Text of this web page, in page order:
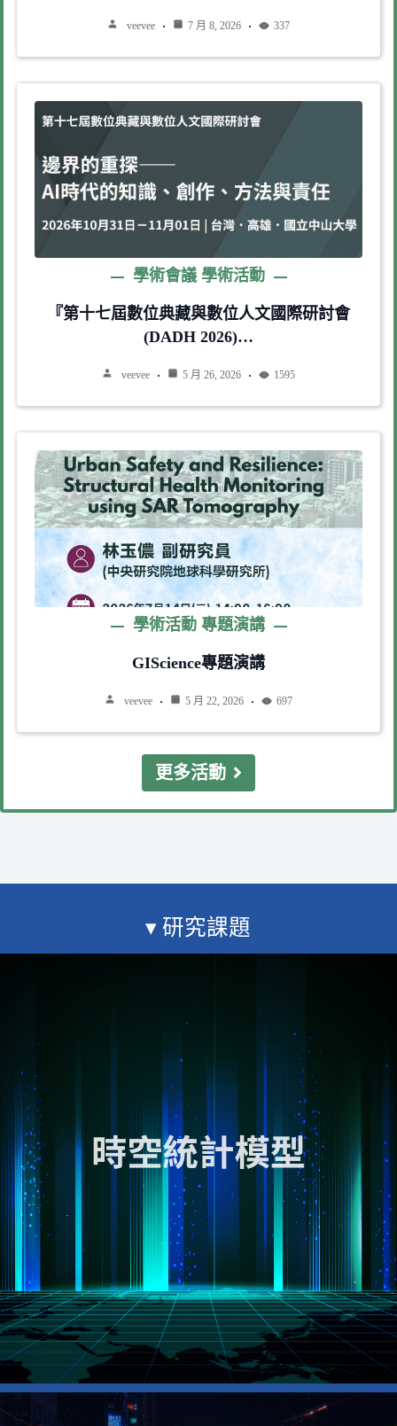
veevee 7 月 8, 2026 337
學術會議 學術活動
『第十七屆數位典藏與數位人文國際研討會
(DADH 2026)…
veevee 5 月 26, 2026 1595
學術活動 專題演講
GIScience專題演講
veevee 5 月 22, 2026 697
更多活動
▾ 研究課題